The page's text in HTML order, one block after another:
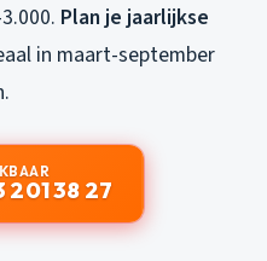
Plan je jaarlijkse
in maart-september
201 38 27